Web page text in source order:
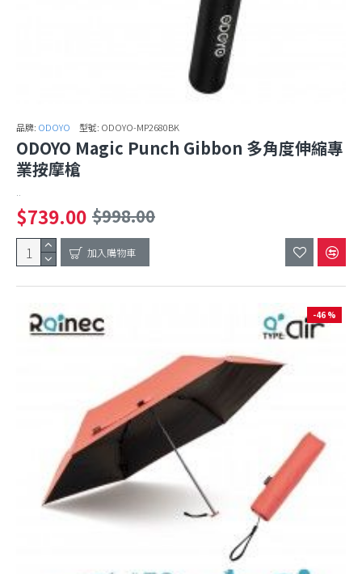
品牌: ODOYO 型號: ODOYO-MP2680BK
ODOYO Magic Punch Gibbon 多角度伸縮專
業按摩槍
..
$739.00 $998.00
加入購物車
-46 %